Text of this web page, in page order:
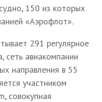
150 из которых
«Аэрофлот».
291 регулярное
сеть авиакомпании
направления в 55
участником
совокупная